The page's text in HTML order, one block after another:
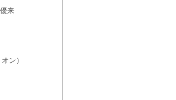
来
ン）